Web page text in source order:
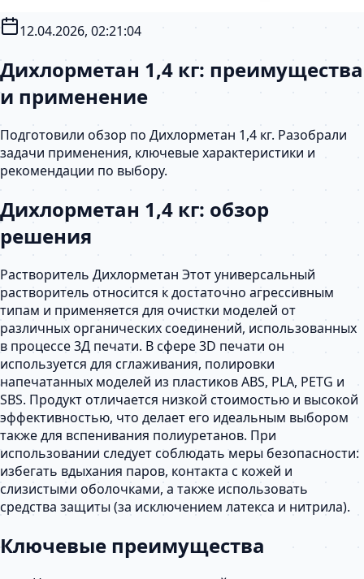
12.04.2026, 02:21:04
Дихлорметан 1,4 кг: преимущества
и применение
Подготовили обзор по Дихлорметан 1,4 кг. Разобрали
задачи применения, ключевые характеристики и
рекомендации по выбору.
Дихлорметан 1,4 кг: обзор
решения
Растворитель Дихлорметан Этот универсальный
растворитель относится к достаточно агрессивным
типам и применяется для очистки моделей от
различных органических соединений, использованных
в процессе 3Д печати. В сфере 3D печати он
используется для сглаживания, полировки
напечатанных моделей из пластиков ABS, PLA, PETG и
SBS. Продукт отличается низкой стоимостью и высокой
эффективностью, что делает его идеальным выбором
также для вспенивания полиуретанов. При
использовании следует соблюдать меры безопасности:
избегать вдыхания паров, контакта с кожей и
слизистыми оболочками, а также использовать
средства защиты (за исключением латекса и нитрила).
Ключевые преимущества